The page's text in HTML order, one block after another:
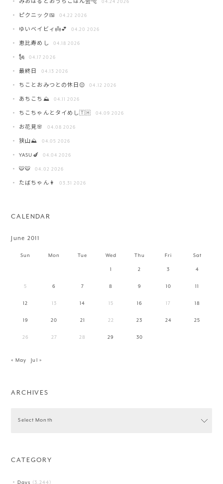
みおはるとおうちごはん会🐅 04.24 2026
ピクニック🍱 04.22 2026
ゆいベイビィ👼💕 04.20 2026
恵比寿めし 04.18 2026
🗽 04.17 2026
最終日 04.13 2026
ちことおみつとの休日😌 04.12 2026
あちこち⛰️ 04.11 2026
ちこちゃんとタイめし🇹🇭 04.09 2026
お花見🌸 04.08 2026
狭山⛰️ 04.05 2026
YASU🍆 04.04 2026
🐯🐯 04.02 2026
たばちゃん👩 03.31 2026
CALENDAR
June 2011
Sun Mon Tue Wed Thu Fri Sat
1 2 3 4
5 6 7 8 9 10 11
12 13 14 15 16 17 18
19 20 21 22 23 24 25
26 27 28 29 30
« May Jul »
ARCHIVES
CATEGORY
Days (3,244)